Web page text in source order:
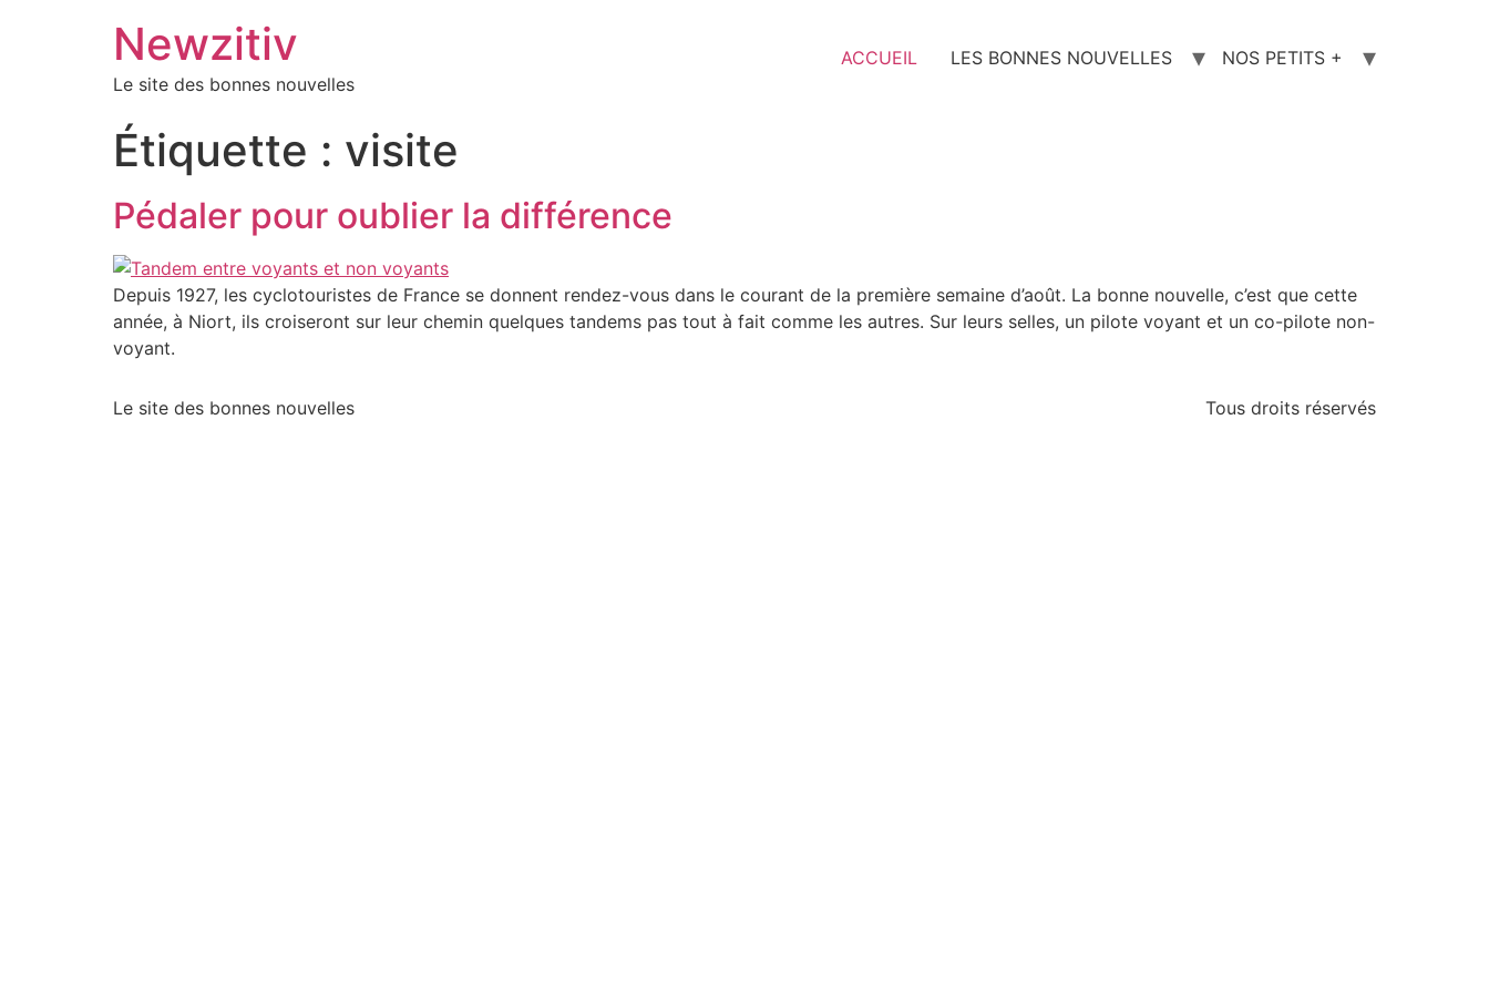
Newzitiv
Le site des bonnes nouvelles
ACCUEIL LES BONNES NOUVELLES NOS PETITS +
Étiquette : visite
Pédaler pour oublier la différence
Depuis 1927, les cyclotouristes de France se donnent rendez-vous dans le courant de la première semaine d’août. La bonne nouvelle, c’est que cette
année, à Niort, ils croiseront sur leur chemin quelques tandems pas tout à fait comme les autres. Sur leurs selles, un pilote voyant et un co-pilote non-
voyant.
Le site des bonnes nouvelles Tous droits réservés